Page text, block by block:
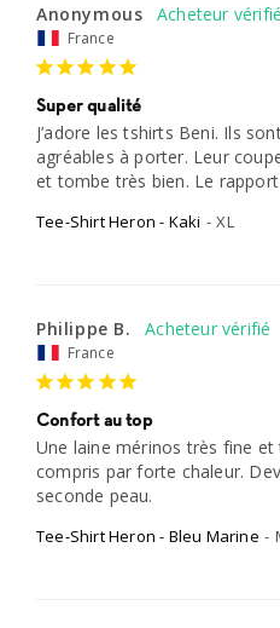
Anonymous
France
Super qualité
J’adore les tshirts Beni. Ils
agréables à porter. Leur
et tombe très bien. Le
Tee-Shirt Heron - Kaki XL
Philippe B.
France
Confort au top
Une laine mérinos très fine
compris par forte chaleur.
seconde peau.
Tee-Shirt Heron - Bleu Marine